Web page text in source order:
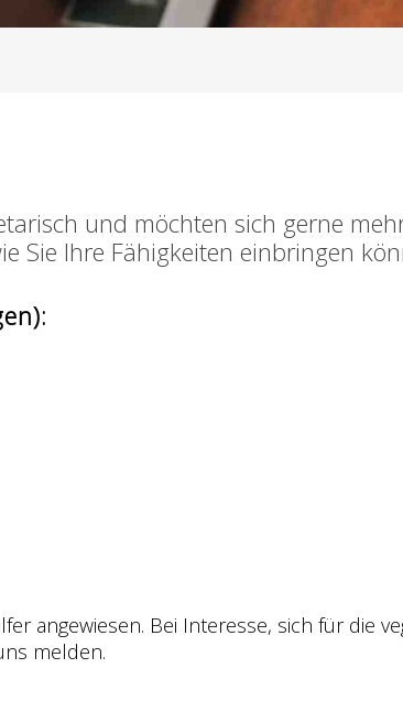
und möchten sich gerne
Sie Ihre Fähigkeiten einbringen
angewiesen. Bei Interesse, sich für die
melden.